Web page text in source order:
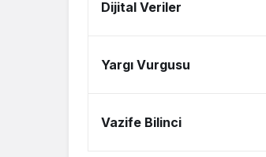
Dijital Veriler
Yargı Vurgusu
Vazife Bilinci